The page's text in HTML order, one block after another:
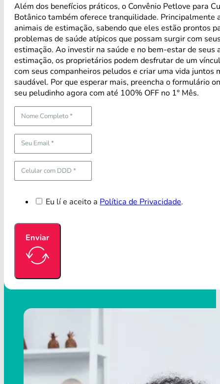
Além dos benefícios práticos, o Convênio Petlove para
Botânico também oferece tranquilidade. Principalmente
animais de estimação, sabendo que eles estão prontos
problemas de saúde atípicos que possam surgir com
estimação. Ao investir na saúde e no bem-estar de seus
estimação, os proprietários podem desfrutar de um
com seus companheiros peludos e criar uma vida juntos
saudável. Por que esperar mais, preencha o formulário
seu peludinho agora com até 100% OFF no 1° Mês.
Eu lí e aceito a Política de Privacidade.
Enviar